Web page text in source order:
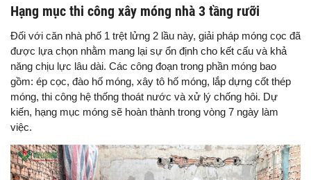
Hạng mục thi công xây móng nhà 3 tầng rưỡi
Đối với căn nhà phố 1 trệt lửng 2 lầu này, giải pháp móng cọc đã
được lựa chọn nhằm mang lại sự ổn định cho kết cấu và khả
năng chịu lực lâu dài. Các công đoạn trong phần móng bao
gồm: ép cọc, đào hố móng, xây tô hố móng, lắp dựng cốt thép
móng, thi công hệ thống thoát nước và xử lý chống hôi. Dự
kiến, hạng mục móng sẽ hoàn thành trong vòng 7 ngày làm
việc.